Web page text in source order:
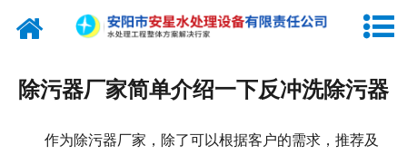
网站首页
除污器厂家简单介绍一下反冲洗除污器
作为除污器厂家，除了可以根据客户的需求，推荐及